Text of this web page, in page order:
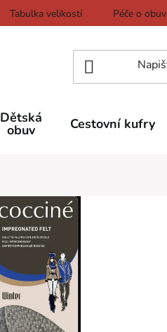
Tabulka velikostí Péče o obuv
Dětská
obuv Cestovní kufry